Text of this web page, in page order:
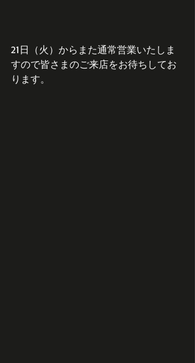
21日（火）からまた通常営業いたしま
すので皆さまのご来店をお待ちしてお
ります。